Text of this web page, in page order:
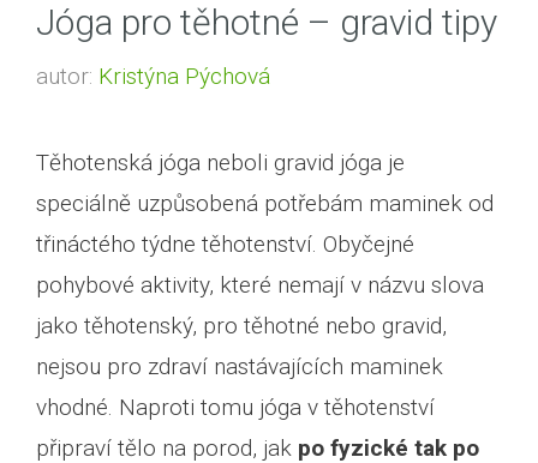
Jóga pro těhotné – gravid tipy
autor: Kristýna Pýchová
Těhotenská jóga neboli gravid jóga je
speciálně uzpůsobená potřebám maminek od
třináctého týdne těhotenství. Obyčejné
pohybové aktivity, které nemají v názvu slova
jako těhotenský, pro těhotné nebo gravid,
nejsou pro zdraví nastávajících maminek
vhodné. Naproti tomu jóga v těhotenství
připraví tělo na porod, jak po fyzické tak po